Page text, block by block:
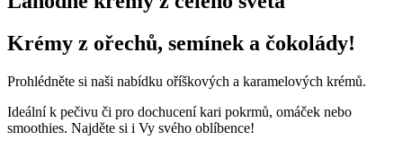
Krémy z ořechů, semínek a čokolády!
Prohlédněte si naši nabídku oříškových a karamelových krémů.
Ideální k pečivu či pro dochucení kari pokrmů, omáček nebo
smoothies. Najděte si i Vy svého oblíbence!